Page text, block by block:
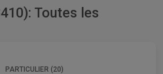
Toutes les
PARTICULIER (20)